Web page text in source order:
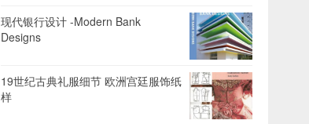
现代银行设计 -Modern Bank
Designs
19世纪古典礼服细节 欧洲宫廷服饰纸
样